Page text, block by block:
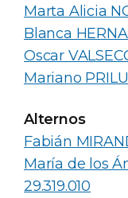
Marta Alicia
Blanca
Oscar
Mariano
Alternos
Fabián
María de los
29.319.010